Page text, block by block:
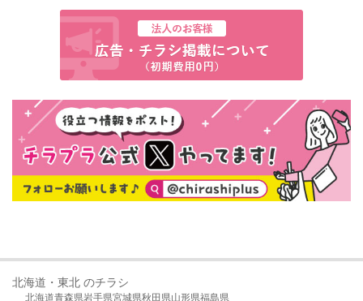
北海道・東北 のチラシ
北海道青森県岩手県宮城県秋田県山形県福島県